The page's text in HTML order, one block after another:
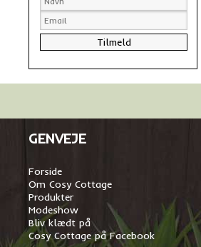
GENVEJE
Forside
Om Cosy Cottage
Produkter
Modeshow
Bliv klædt på
Cosy Cottage på Facebook